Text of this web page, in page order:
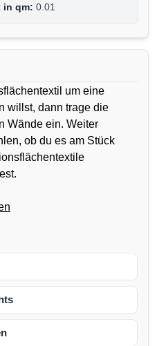
in qm: 0.01
um eine
willst, dann trage die
Wände ein. Weiter
ob du es am Stück